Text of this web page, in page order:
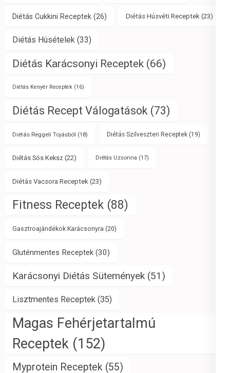
Diétás Cukkini Receptek (26) Diétás Húsvéti Receptek (23)
Diétás Húsételek (33)
Diétás Karácsonyi Receptek (66)
Diétás Kenyér Receptek (16)
Diétás Recept Válogatások (73)
Diétás Reggeli Tojásból (18) Diétás Szilveszteri Receptek (19)
Diétás Sós Keksz (22) Diétás Uzsonna (17)
Diétás Vacsora Receptek (23)
Fitness Receptek (88)
Gasztroajándékok Karácsonyra (20)
Gluténmentes Receptek (30)
Karácsonyi Diétás Sütemények (51)
Lisztmentes Receptek (35)
Magas Fehérjetartalmú
Receptek (152)
Myprotein Receptek (55)